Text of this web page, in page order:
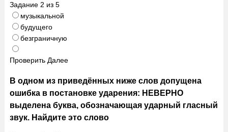
Задание 2 из 5
музыкальной
будущего
безграничную
Проверить Далее
В одном из приведённых ниже слов допущена
ошибка в постановке ударения: НЕВЕРНО
выделена буква, обозначающая ударный гласный
звук. Найдите это слово